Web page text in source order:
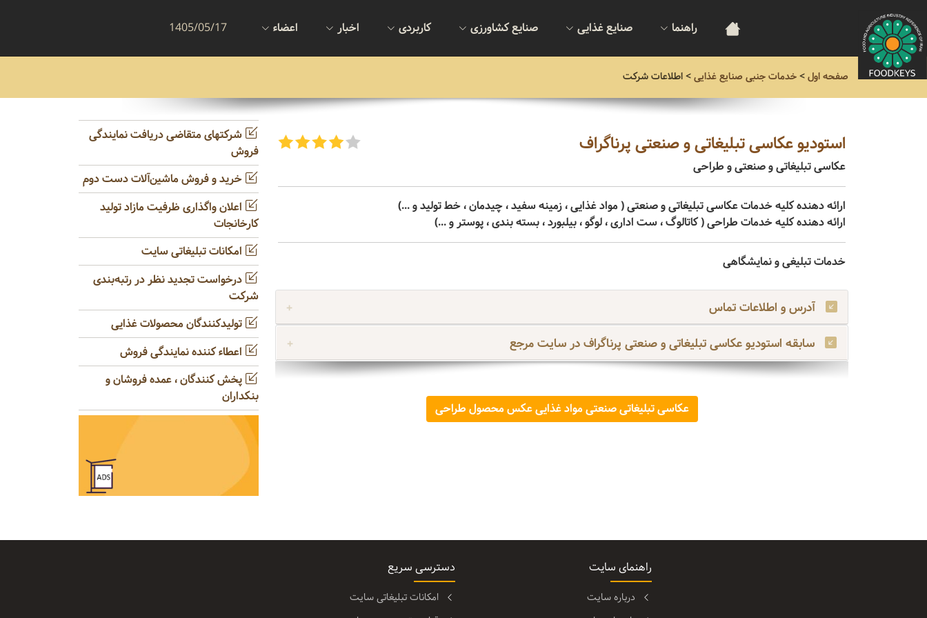
راهنما صنایع غذایی صنایع کشاورزی کاربردی اخبار اعضاء 1405/05/17
صفحه اول>خدمات جنبی صنایع غذایی>اطلاعات شرکت
استودیو عکاسی تبلیغاتی و صنعتی پرناگراف
عکاسی تبلیغاتی و صنعتی و طراحی
ارائه دهنده کلیه خدمات عکاسی تبلیغاتی و صنعتی ( مواد غذایی ، زمینه سفید ، چیدمان ، خط تولید و ...)
ارائه دهنده کلیه خدمات طراحی ( کاتالوگ ، ست اداری ، لوگو ، بیلبورد ، بسته بندی ، پوستر و ...)
خدمات تبلیغی و نمایشگاهی
آدرس و اطلاعات تماس
سابقه استودیو عکاسی تبلیغاتی و صنعتی پرناگراف در سایت مرجع
عکاسی تبلیغاتی صنعتی مواد غذایی عکس محصول طراحی
شرکتهای متقاضی دریافت نمایندگی
فروش
خرید و فروش ماشین‌آلات دست دوم
اعلان واگذاری ظرفیت مازاد تولید
کارخانجات
امکانات تبلیغاتی سایت
درخواست تجدید نظر در رتبه‌بندی
شرکت
تولیدکنندگان محصولات غذایی
اعطاء کننده نمایندگی فروش
پخش کنندگان ، عمده فروشان و
بنکداران
راهنمای سایت
درباره سایت
دسترسی سریع
امکانات تبلیغاتی سایت